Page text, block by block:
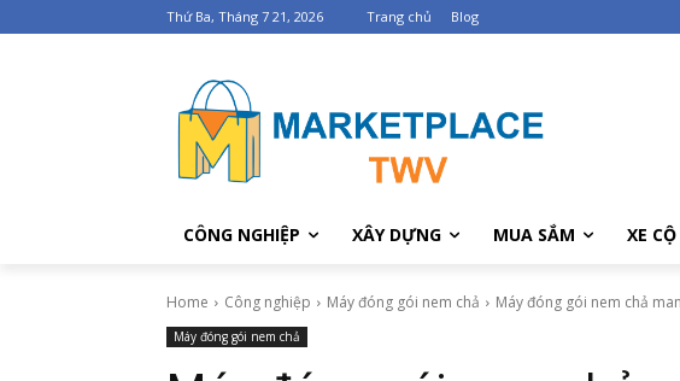
Thứ Ba, Tháng 7 21, 2026 Trang chủ Blog
CÔNG NGHIỆP XÂY DỰNG MUA SẮM XE CỘ
Home Công nghiệp Máy đóng gói nem chả Máy đóng gói nem chả
Máy đóng gói nem chả